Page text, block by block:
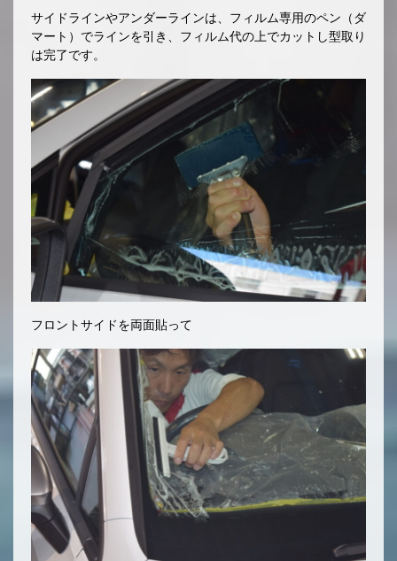
サイドラインやアンダーラインは、フィルム専用のペン（ダ
マート）でラインを引き、フィルム代の上でカットし型取り
は完了です。
フロントサイドを両面貼って